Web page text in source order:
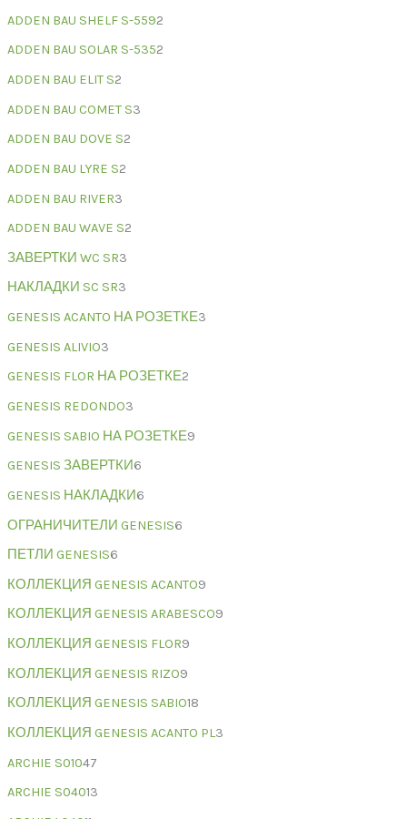
ADDEN BAU SHELF S-5592
ADDEN BAU SOLAR S-5352
ADDEN BAU ELIT S2
ADDEN BAU COMET S3
ADDEN BAU DOVE S2
ADDEN BAU LYRE S2
ADDEN BAU RIVER3
ADDEN BAU WAVE S2
ЗАВЕРТКИ WC SR3
НАКЛАДКИ SC SR3
GENESIS ACANTO НА РОЗЕТКЕ3
GENESIS ALIVIO3
GENESIS FLOR НА РОЗЕТКЕ2
GENESIS REDONDO3
GENESIS SABIO НА РОЗЕТКЕ9
GENESIS ЗАВЕРТКИ6
GENESIS НАКЛАДКИ6
ОГРАНИЧИТЕЛИ GENESIS6
ПЕТЛИ GENESIS6
КОЛЛЕКЦИЯ GENESIS ACANTO9
КОЛЛЕКЦИЯ GENESIS ARABESCO9
КОЛЛЕКЦИЯ GENESIS FLOR9
КОЛЛЕКЦИЯ GENESIS RIZO9
КОЛЛЕКЦИЯ GENESIS SABIO18
КОЛЛЕКЦИЯ GENESIS ACANTO PL3
ARCHIE S01047
ARCHIE S04013